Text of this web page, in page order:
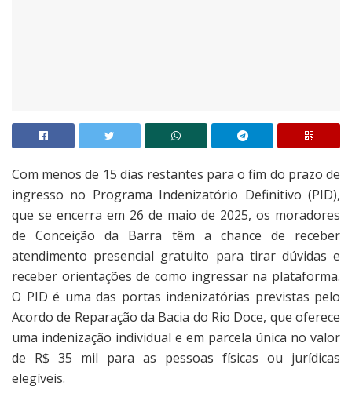
Com menos de 15 dias restantes para o fim do prazo de
ingresso no Programa Indenizatório Definitivo (PID),
que se encerra em 26 de maio de 2025, os moradores
de Conceição da Barra têm a chance de receber
atendimento presencial gratuito para tirar dúvidas e
receber orientações de como ingressar na plataforma.
O PID é uma das portas indenizatórias previstas pelo
Acordo de Reparação da Bacia do Rio Doce, que oferece
uma indenização individual e em parcela única no valor
de R$ 35 mil para as pessoas físicas ou jurídicas
elegíveis.